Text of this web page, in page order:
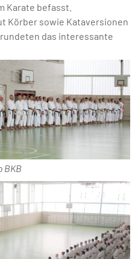
Karate befasst.
Körber sowie Kataversionen
das interessante
BKB